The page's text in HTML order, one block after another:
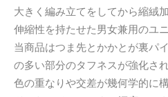
大きく編み立てをしてから縮絨
伸縮性を持たせた男女兼用のユ
当商品はつま先とかかとが裏パ
の多い部分のタフネスが強化され
色の重なりや交差が幾何学的に